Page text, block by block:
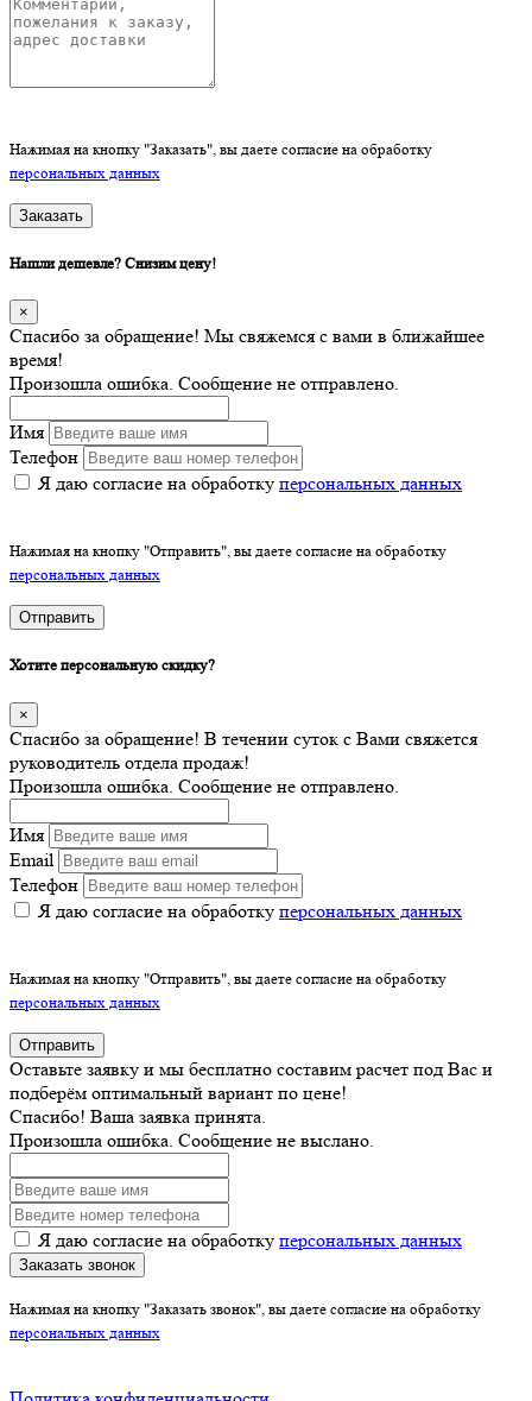
Нажимая на кнопку "Заказать", вы даете согласие на обработку
персональных данных
Заказать
Нашли дешевле? Снизим цену!
×
Спасибо за обращение! Мы свяжемся с вами в ближайшее
время!
Произошла ошибка. Сообщение не отправлено.
Имя
Телефон
Я даю согласие на обработку персональных данных
Нажимая на кнопку "Отправить", вы даете согласие на обработку
персональных данных
Отправить
Хотите персональную скидку?
×
Спасибо за обращение! В течении суток с Вами свяжется
руководитель отдела продаж!
Произошла ошибка. Сообщение не отправлено.
Имя
Email
Телефон
Я даю согласие на обработку персональных данных
Нажимая на кнопку "Отправить", вы даете согласие на обработку
персональных данных
Отправить
Оставьте заявку и мы бесплатно составим расчет под Вас и
подберём оптимальный вариант по цене!
Спасибо! Ваша заявка принята.
Произошла ошибка. Сообщение не выслано.
Я даю согласие на обработку персональных данных
Заказать звонок
Нажимая на кнопку "Заказать звонок", вы даете согласие на обработку
персональных данных